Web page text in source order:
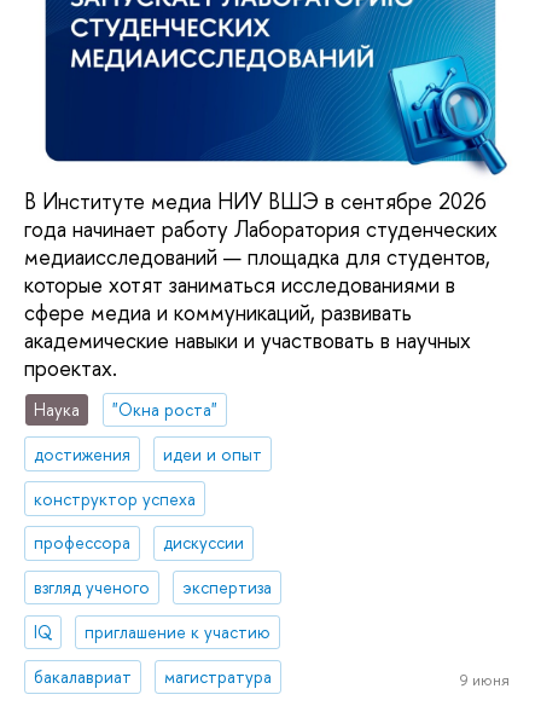
В Институте медиа НИУ ВШЭ в сентябре 2026
года начинает работу Лаборатория студенческих
медиаисследований — площадка для студентов,
которые хотят заниматься исследованиями в
сфере медиа и коммуникаций, развивать
академические навыки и участвовать в научных
проектах.
Наука
"Окна роста"
достижения
идеи и опыт
конструктор успеха
профессора
дискуссии
взгляд ученого
экспертиза
IQ
приглашение к участию
бакалавриат
магистратура 9 июня